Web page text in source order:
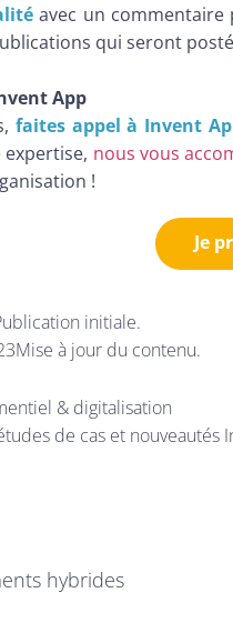
avec un commentaire
qui seront
App
faites appel à Invent
expertise, nous vous
!
Je
initiale.
Mise à jour du contenu.
& digitalisation
de cas et
hybrides